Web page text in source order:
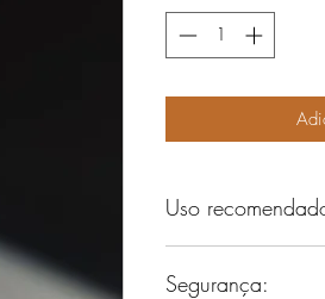
Milliliters
Uso
Segurança: